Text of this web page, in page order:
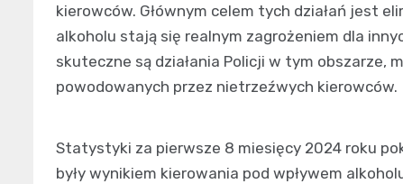
kierowców. Głównym celem tych działań jest
alkoholu stają się realnym zagrożeniem dla
skuteczne są działania Policji w tym obszarze,
powodowanych przez nietrzeźwych kierowców.
Statystyki za pierwsze 8 miesięcy 2024 roku
były wynikiem kierowania pod wpływem